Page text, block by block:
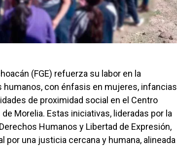
(FGE) refuerza su labor en la
con énfasis en mujeres, infancias
de proximidad social en el Centro
Morelia. Estas iniciativas, lideradas por la
Humanos y Libertad de Expresión,
una justicia cercana y humana, alineada